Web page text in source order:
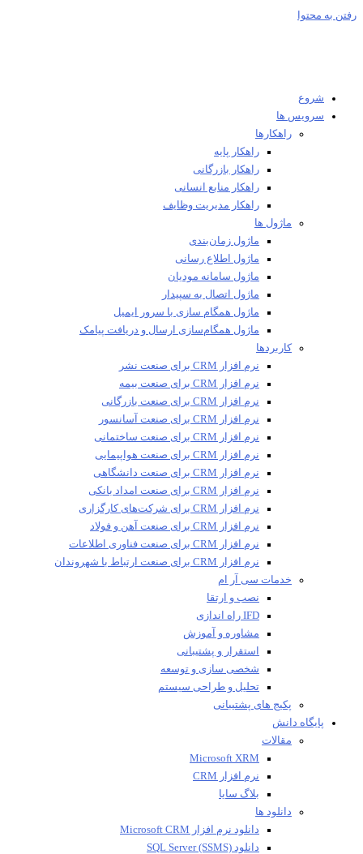
به محتوا
شروع
سرویس ها
راهکارها
راهکار پایه
راهکار بازرگانی
راهکار منابع انسانی
راهکار مدیریت وظایف
ماژول ها
ماژول زمان‌بندی
ماژول اطلاع رسانی
ماژول سامانه مودیان
ماژول اتصال به سپیدار
ماژول همگام سازی با سرور ایمیل
ماژول همگام‌سازی ارسال و دریافت پیامک
کاربردها
نرم افزار CRM برای صنعت نشر
نرم افزار CRM برای صنعت بیمه
نرم افزار CRM برای صنعت بازرگانی
نرم افزار CRM برای صنعت آسانسور
نرم افزار CRM برای صنعت ساختمانی
نرم افزار CRM برای صنعت هواپیمایی
نرم افزار CRM برای صنعت دانشگاهی
نرم افزار CRM برای صنعت امداد بانکی
نرم افزار CRM برای شرکت‌های کارگزاری
نرم افزار CRM برای صنعت آهن و فولاد
نرم افزار CRM برای صنعت فناوری اطلاعات
نرم افزار CRM برای صنعت ارتباط با شهروندان
خدمات سی آر ام
نصب و ارتقا
IFD راه اندازی
مشاوره و آموزش
استقرار و پشتیبانی
شخصی سازی و توسعه
تحلیل و طراحی سیستم
پکیج های پشتیبانی
پایگاه دانش
مقالات
Microsoft XRM
نرم افزار CRM
بلاگ سایا
دانلود ها
دانلود نرم افزار Microsoft CRM
دانلود SQL Server (SSMS)